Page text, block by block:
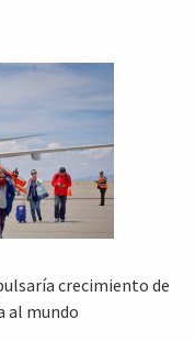
crecimiento de
al mundo